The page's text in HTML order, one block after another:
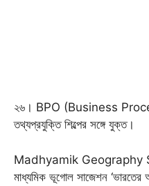
২৬। BPO (Business
তথ্যপ্রযুক্তি শিল্পের সঙ্গে যুক্ত।
Madhyamik Geography
মাধ্যমিক ভূগোল সাজেশন